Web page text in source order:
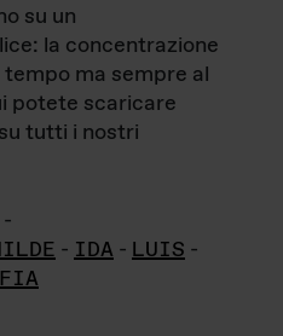
su un
la concentrazione
tempo ma sempre al
potete scaricare
tutti i nostri
-
- IDA - LUIS -